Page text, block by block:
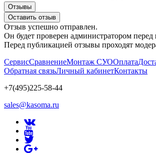
Отзывы
Оставить отзыв
Отзыв успешно отправлен.
Он будет проверен администратором перед
Перед публикацией отзывы проходят
СервисСравнениеМонтаж СУООплата
Обратная связьЛичный кабинетКонтакты
+7(495)225-58-44
sales@kasoma.ru